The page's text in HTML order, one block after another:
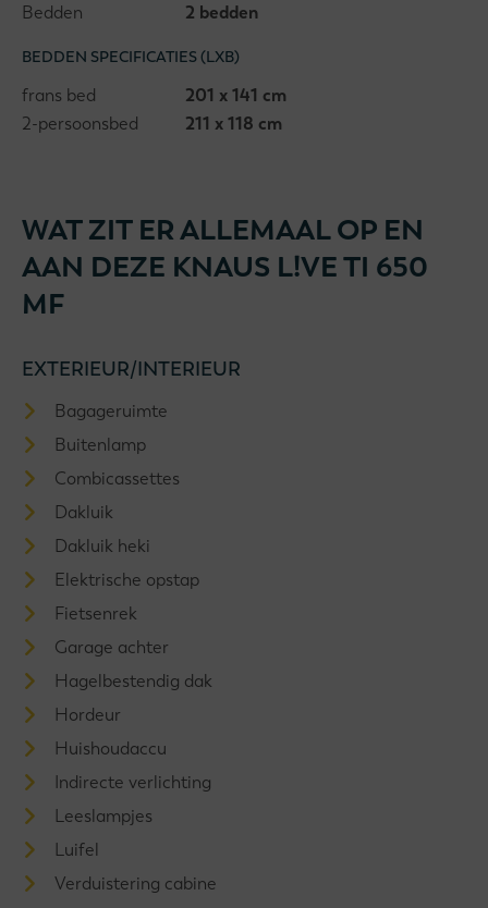
Bedden
2 bedden
BEDDEN SPECIFICATIES (LXB)
frans bed
201 x 141 cm
2-persoonsbed
211 x 118 cm
WAT ZIT ER ALLEMAAL OP EN
AAN DEZE KNAUS L!VE TI 650
MF
EXTERIEUR/INTERIEUR
Bagageruimte
Buitenlamp
Combicassettes
Dakluik
Dakluik heki
Elektrische opstap
Fietsenrek
Garage achter
Hagelbestendig dak
Hordeur
Huishoudaccu
Indirecte verlichting
Leeslampjes
Luifel
Verduistering cabine